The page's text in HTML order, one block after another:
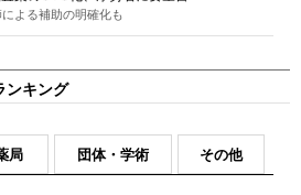
よる補助の明確化も
ンキング
局 団体・学術 その他